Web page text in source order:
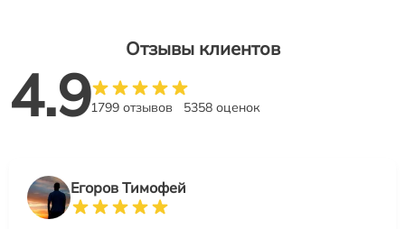
Отзывы клиентов
4.91799 отзывов 5358 оценок
Егоров Тимофей